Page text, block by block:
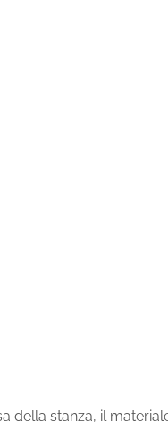
della stanza, il